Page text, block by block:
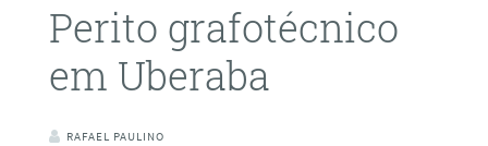
Perito grafotécnico
em Uberaba
RAFAEL PAULINO